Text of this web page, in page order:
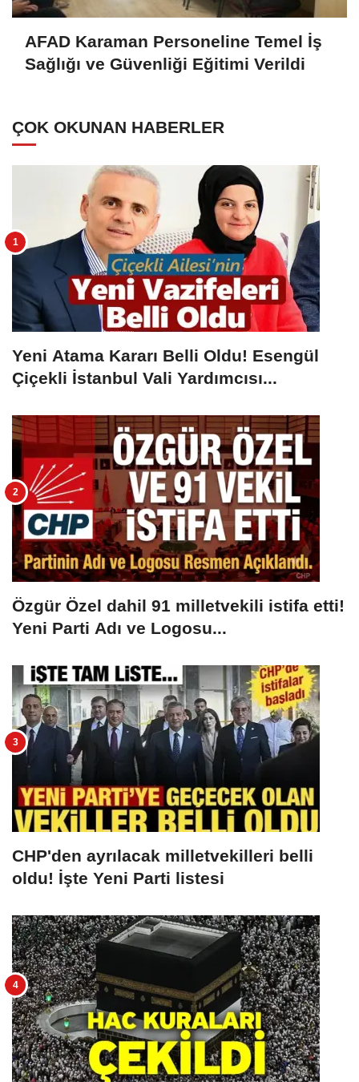
AFAD Karaman Personeline Temel İş
Sağlığı ve Güvenliği Eğitimi Verildi
ÇOK OKUNAN HABERLER
Yeni Atama Kararı Belli Oldu! Esengül
Çiçekli İstanbul Vali Yardımcısı...
Özgür Özel dahil 91 milletvekili istifa etti!
Yeni Parti Adı ve Logosu...
CHP'den ayrılacak milletvekilleri belli
oldu! İşte Yeni Parti listesi